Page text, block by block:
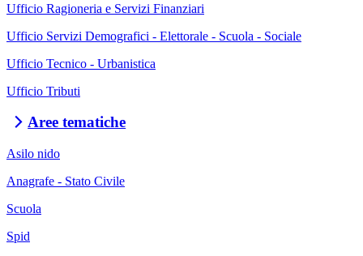
Ufficio Ragioneria e Servizi Finanziari
Ufficio Servizi Demografici - Elettorale - Scuola - Sociale
Ufficio Tecnico - Urbanistica
Ufficio Tributi
Aree tematiche
Asilo nido
Anagrafe - Stato Civile
Scuola
Spid